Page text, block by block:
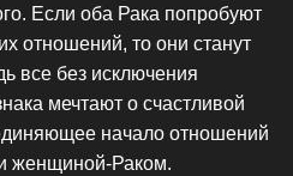
Если оба Рака попробуют
отношений, то они станут
все без исключения
мечтают о счастливой
начало отношений
женщиной-Раком.